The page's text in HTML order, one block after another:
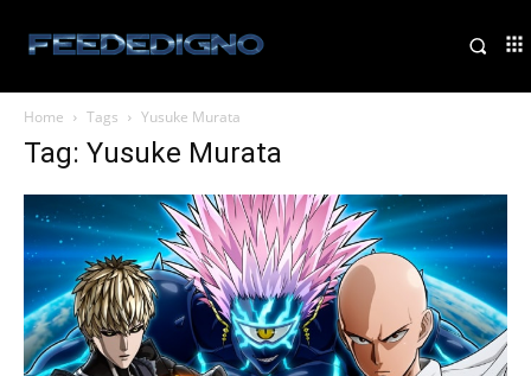
Home Tags Yusuke Murata
Tag: Yusuke Murata